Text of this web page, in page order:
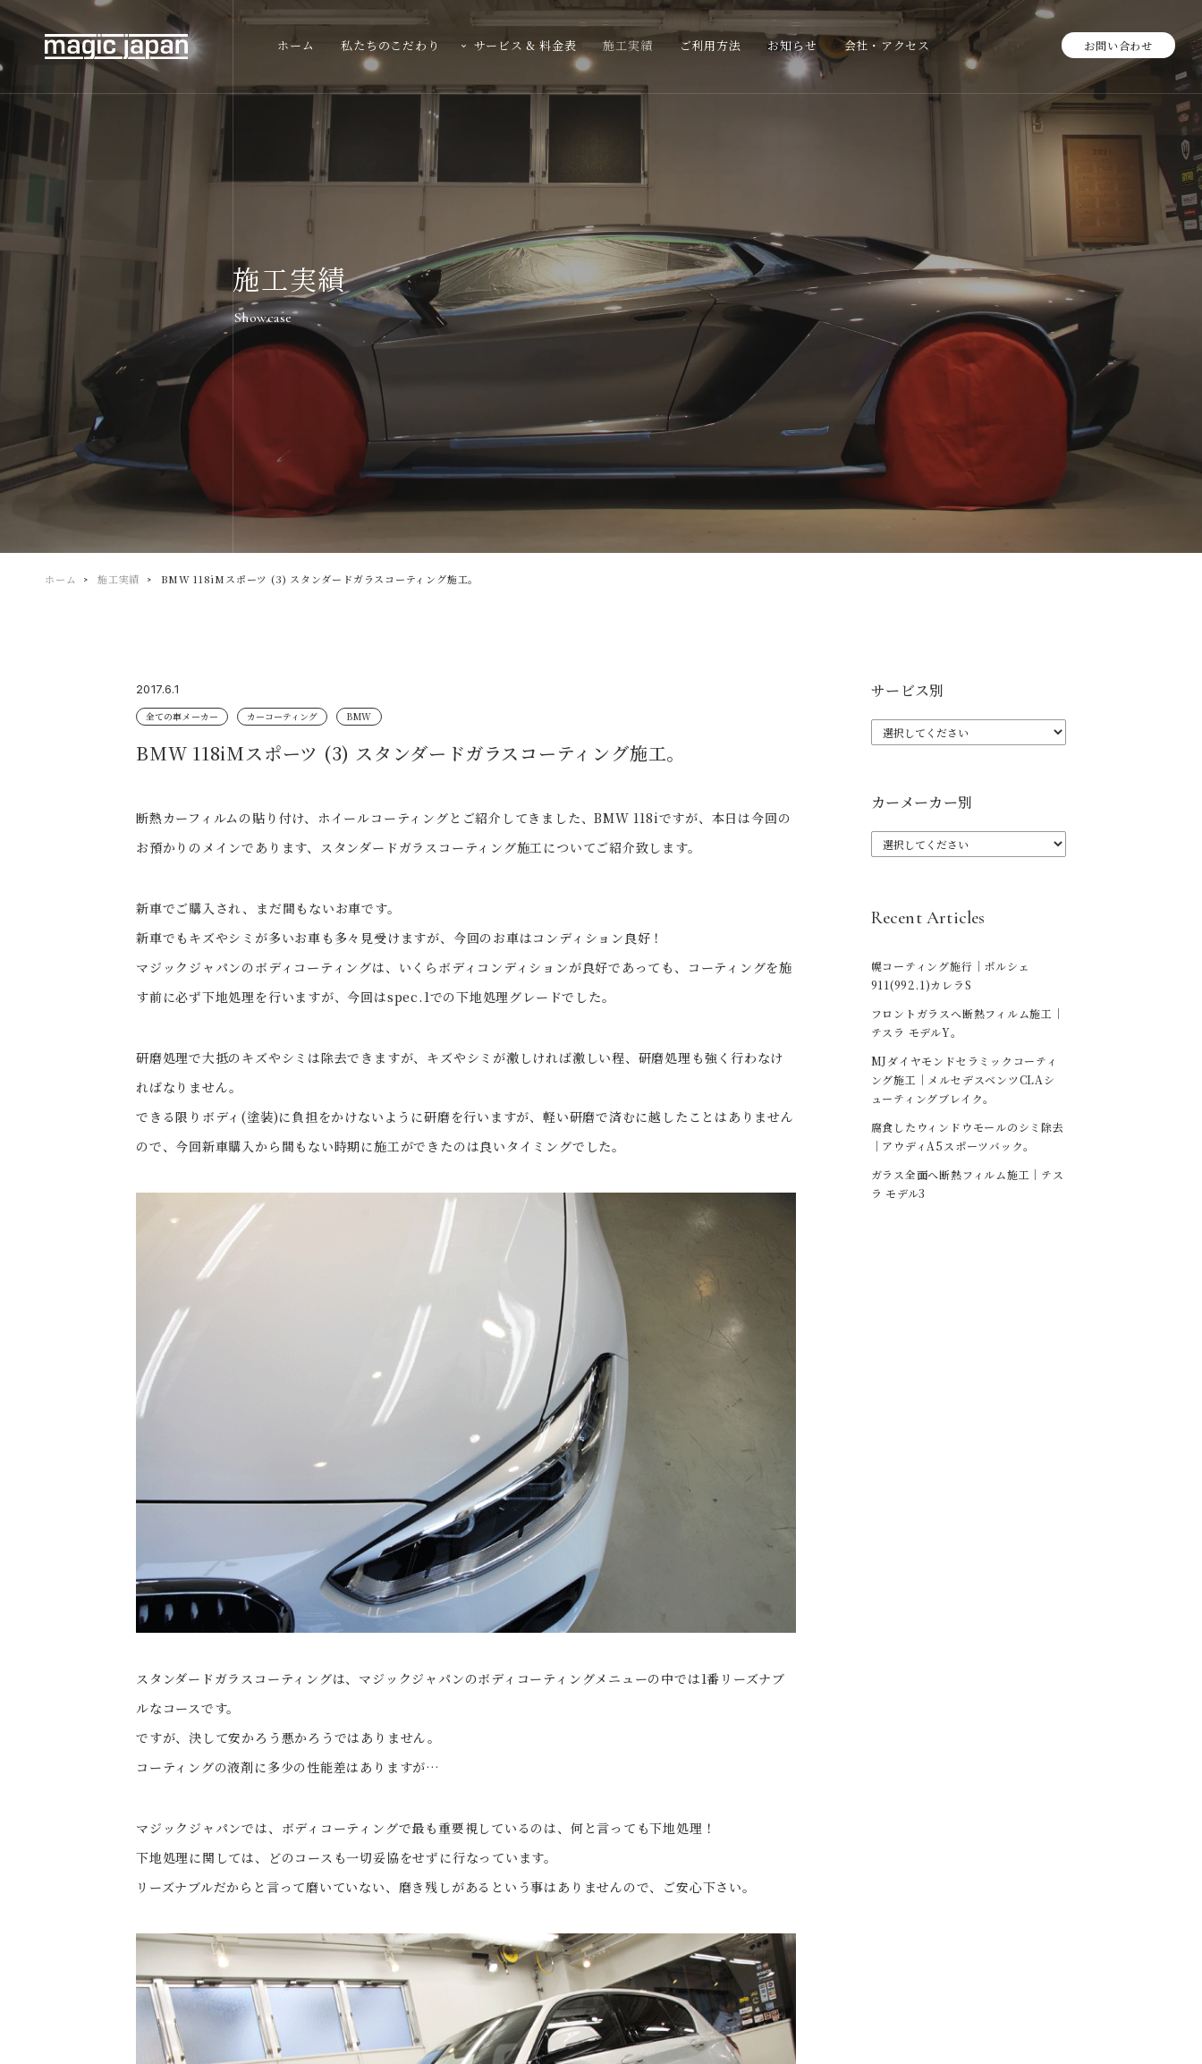
ホーム 私たちのこだわり サービス & 料金表 施工実績 ご利用方法 お知らせ 会社・アクセス お問い合わせ
施工実績
Showcase
ホーム 施工実績 BMW 118iMスポーツ (3) スタンダードガラスコーティング施工。
2017.6.1
全ての車メーカー カーコーティング BMW
BMW 118iMスポーツ (3) スタンダードガラスコーティング施工。
断熱カーフィルムの貼り付け、ホイールコーティングとご紹介してきました、BMW 118iですが、本日は今回の
お預かりのメインであります、スタンダードガラスコーティング施工についてご紹介致します。
新車でご購入され、まだ間もないお車です。
新車でもキズやシミが多いお車も多々見受けますが、今回のお車はコンディション良好！
マジックジャパンのボディコーティングは、いくらボディコンディションが良好であっても、コーティングを施
す前に必ず下地処理を行いますが、今回はspec.1での下地処理グレードでした。
研磨処理で大抵のキズやシミは除去できますが、キズやシミが激しければ激しい程、研磨処理も強く行わなけ
ればなりません。
できる限りボディ(塗装)に負担をかけないように研磨を行いますが、軽い研磨で済むに越したことはありません
ので、今回新車購入から間もない時期に施工ができたのは良いタイミングでした。
スタンダードガラスコーティングは、マジックジャパンのボディコーティングメニューの中では1番リーズナブ
ルなコースです。
ですが、決して安かろう悪かろうではありません。
コーティングの液剤に多少の性能差はありますが…
マジックジャパンでは、ボディコーティングで最も重要視しているのは、何と言っても下地処理！
下地処理に関しては、どのコースも一切妥協をせずに行なっています。
リーズナブルだからと言って磨いていない、磨き残しがあるという事はありませんので、ご安心下さい。
サービス別
カーメーカー別
Recent Articles
幌コーティング施行｜ポルシェ
911(992.1)カレラS
フロントガラスへ断熱フィルム施工｜
テスラ モデルY。
MJダイヤモンドセラミックコーティ
ング施工｜メルセデスベンツCLAシ
ューティングブレイク。
腐食したウィンドウモールのシミ除去
｜アウディA5スポーツバック。
ガラス全面へ断熱フィルム施工｜テス
ラ モデル3